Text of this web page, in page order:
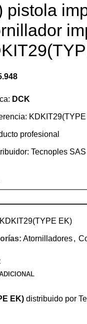
pistola
DCK
profesional
Tecnoples SAS
KDKIT29(TYPE EK)
Atornilladores,
EK) distribuido por